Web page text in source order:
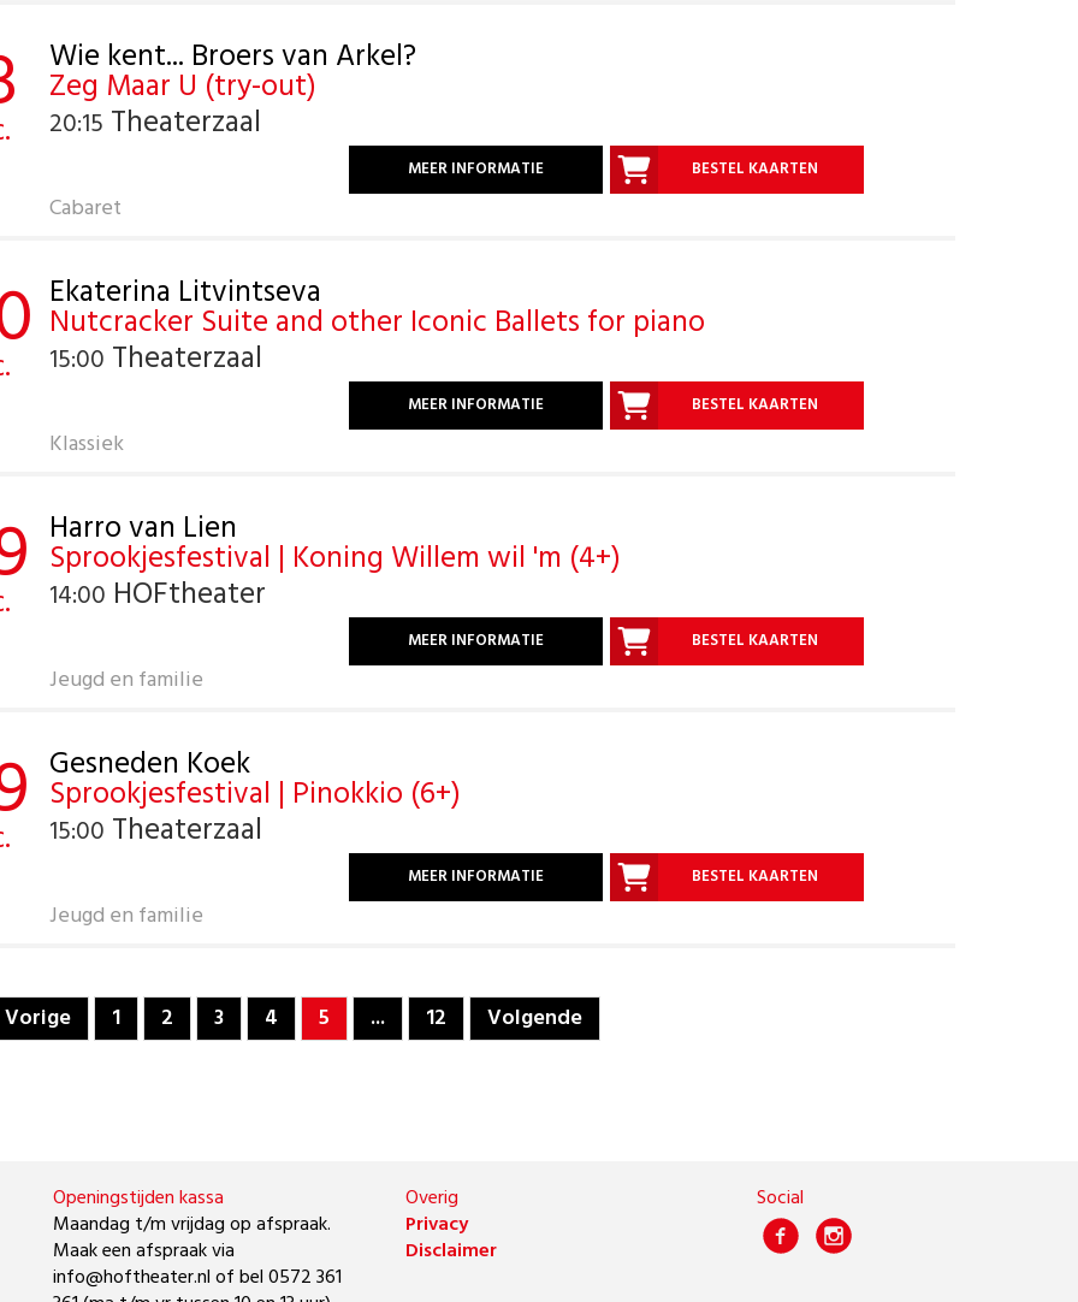
Wie kent... Broers van Arkel?
Zeg Maar U (try-out)
20:15 Theaterzaal
Cabaret
MEER INFORMATIE BESTEL KAARTEN
Ekaterina Litvintseva
Nutcracker Suite and other Iconic Ballets for piano
15:00 Theaterzaal
Klassiek
MEER INFORMATIE BESTEL KAARTEN
Harro van Lien
Sprookjesfestival | Koning Willem wil 'm (4+)
14:00 HOFtheater
Jeugd en familie
MEER INFORMATIE BESTEL KAARTEN
Gesneden Koek
Sprookjesfestival | Pinokkio (6+)
15:00 Theaterzaal
Jeugd en familie
MEER INFORMATIE BESTEL KAARTEN
Vorige 1 2 3 4 5 ... 12 Volgende
Openingstijden kassa
Maandag t/m vrijdag op afspraak.
Maak een afspraak via
info@hoftheater.nl of bel 0572 361
Overig
Privacy
Disclaimer
Social